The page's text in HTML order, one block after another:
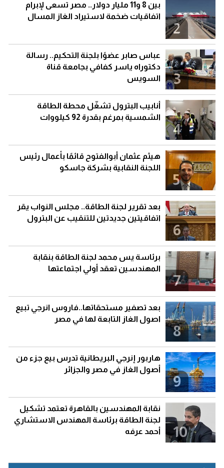
2
بين 8 و11 مليار دولار.. مصر تسعى لإبرام
اتفاقيات ضخمة لاستيراد الغاز المسال
3
عباس صابر عضوًا بلجنة التحكيم.. رسالة
دكتوراه ياسر كفافي بجامعة قناة
السويس
4
أنابيب البترول تشغّل محطة الطاقة
الشمسية بمرغم بقدرة 92 كيلووات
5
هيثم عثمان أبوالفتوح قائمًا بأعمال رئيس
اللجنة النقابية بشركة جاسكو
6
بعد تقرير لجنة الطاقة.. مجلس النواب يقر
اتفاقيتين جديدتين للتنقيب عن البترول
7
برئاسة يس محمد لجنة الطاقة بنقابة
المهندسين تعقد أولي اجتماعتها
8
بعد تصفير مستحقاتها..فاروس انرجي تبيع
اصول الغاز التابعة لها في مصر
9
هاربور إنرجي البريطانية تدرس بيع جزء من
أصول الغاز في مصر والجزائر
10
نقابة المهندسين بالقاهرة تعتمد تشكيل
لجنة الطاقة برئاسة المهندس الاستشاري
أحمد عرفه